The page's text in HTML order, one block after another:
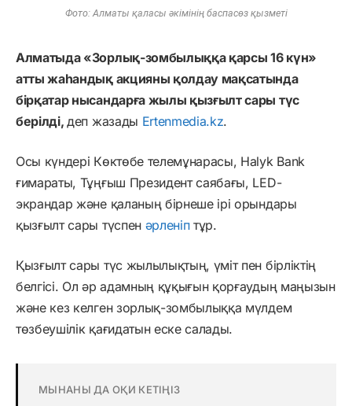
Фото: Алматы қаласы әкімінің баспасөз қызметі
Алматыда «Зорлық-зомбылыққа қарсы 16 күн»
атты жаһандық акцияны қолдау мақсатында
бірқатар нысандарға жылы қызғылт сары түс
берілді,деп жазады Ertenmedia.kz.
Осы күндері Көктөбе телемұнарасы, Halyk Bank
ғимараты, Тұңғыш Президент саябағы, LED-
экрандар және қаланың бірнеше ірі орындары
қызғылт сары түспен әрленіптұр.
Қызғылт сары түс жылылықтың, үміт пен бірліктің
белгісі. Ол әр адамның құқығын қорғаудың маңызын
және кез келген зорлық-зомбылыққа мүлдем
төзбеушілік қағидатын еске салады.
МЫНАНЫ ДА ОҚИ КЕТІҢІЗ